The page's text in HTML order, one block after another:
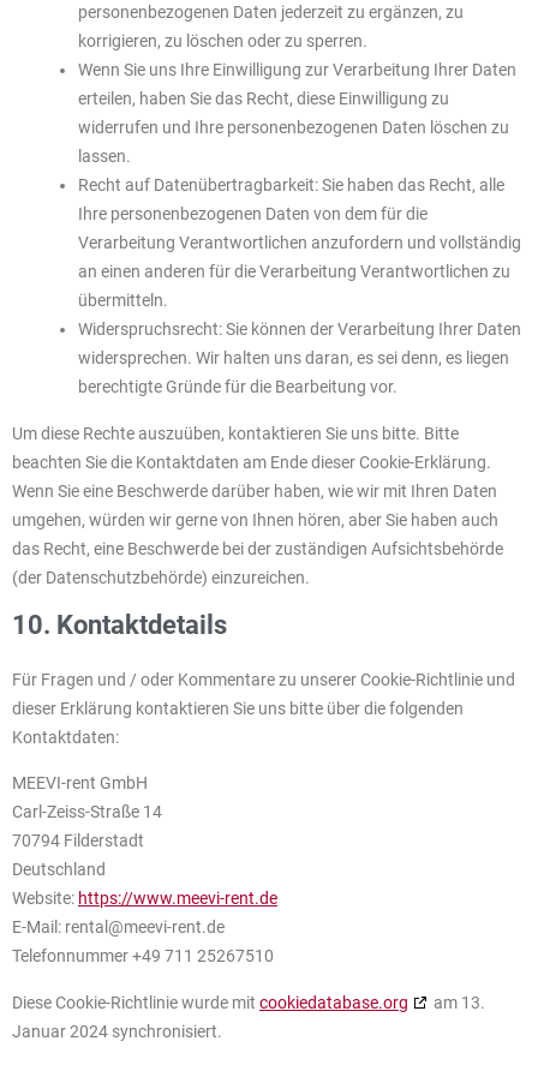
personenbezogenen Daten jederzeit zu ergänzen, zu
korrigieren, zu löschen oder zu sperren.
Wenn Sie uns Ihre Einwilligung zur Verarbeitung Ihrer Daten
erteilen, haben Sie das Recht, diese Einwilligung zu
widerrufen und Ihre personenbezogenen Daten löschen zu
lassen.
Recht auf Datenübertragbarkeit: Sie haben das Recht, alle
Ihre personenbezogenen Daten von dem für die
Verarbeitung Verantwortlichen anzufordern und vollständig
an einen anderen für die Verarbeitung Verantwortlichen zu
übermitteln.
Widerspruchsrecht: Sie können der Verarbeitung Ihrer Daten
widersprechen. Wir halten uns daran, es sei denn, es liegen
berechtigte Gründe für die Bearbeitung vor.
Um diese Rechte auszuüben, kontaktieren Sie uns bitte. Bitte
beachten Sie die Kontaktdaten am Ende dieser Cookie-Erklärung.
Wenn Sie eine Beschwerde darüber haben, wie wir mit Ihren Daten
umgehen, würden wir gerne von Ihnen hören, aber Sie haben auch
das Recht, eine Beschwerde bei der zuständigen Aufsichtsbehörde
(der Datenschutzbehörde) einzureichen.
10. Kontaktdetails
Für Fragen und / oder Kommentare zu unserer Cookie-Richtlinie und
dieser Erklärung kontaktieren Sie uns bitte über die folgenden
Kontaktdaten:
MEEVI-rent GmbH
Carl-Zeiss-Straße 14
70794 Filderstadt
Deutschland
Website: https://www.meevi-rent.de
E-Mail: rental@meevi-rent.de
Telefonnummer +49 711 25267510
Diese Cookie-Richtlinie wurde mit cookiedatabase.org
am 13.
Januar 2024 synchronisiert.